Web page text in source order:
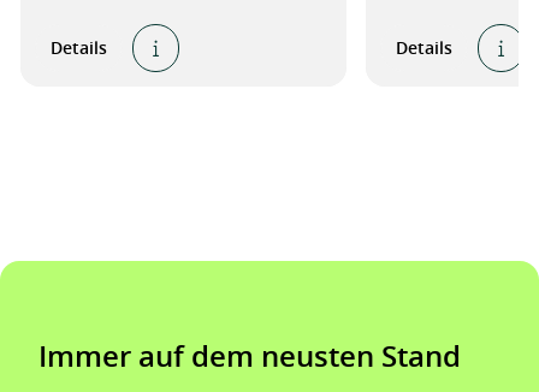
Details Details
Immer auf dem neusten Stand